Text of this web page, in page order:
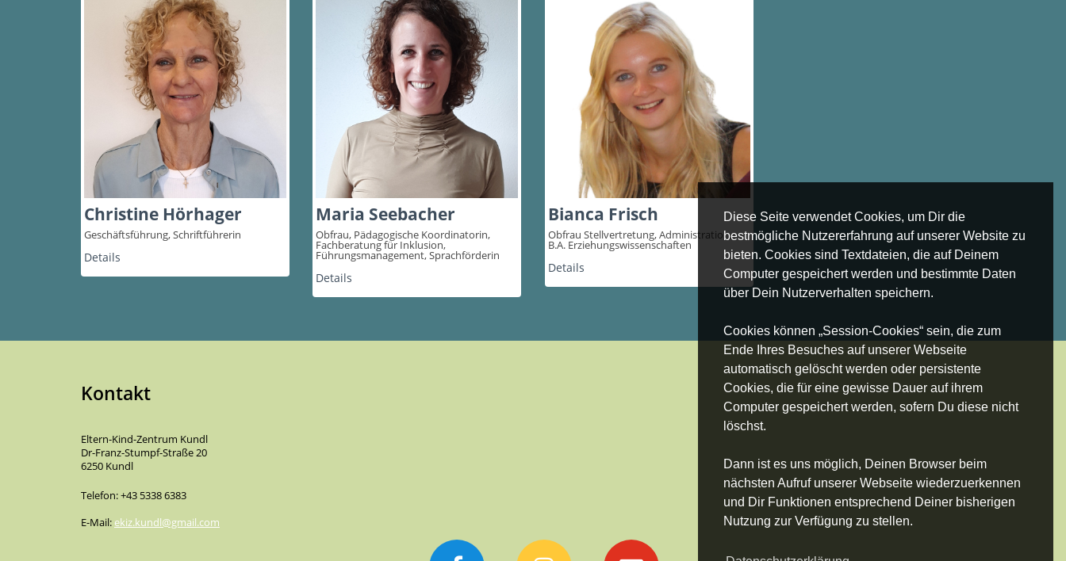
Diese Seite verwendet Cookies, um Dir die
bestmögliche Nutzererfahrung auf unserer Website zu
bieten. Cookies sind Textdateien, die auf Deinem
Computer gespeichert werden und bestimmte Daten
über Dein Nutzerverhalten speichern.
Cookies können „Session-Cookies“ sein, die zum
Ende Ihres Besuches auf unserer Webseite
automatisch gelöscht werden oder persistente
Cookies, die für eine gewisse Dauer auf ihrem
Computer gespeichert werden, sofern Du diese nicht
löschst.
Dann ist es uns möglich, Deinen Browser beim
nächsten Aufruf unserer Webseite wiederzuerkennen
und Dir Funktionen entsprechend Deiner bisherigen
Nutzung zur Verfügung zu stellen.
Christine Hörhager
Geschäftsführung, Schriftführerin
Details
Maria Seebacher
Obfrau, Pädagogische Koordinatorin,
Fachberatung für Inklusion,
Führungsmanagement, Sprachförderin
Details
Bianca Frisch
Obfrau Stellvertretung, Administration,
B.A. Erziehungswissenschaften
Details
Kontakt
Eltern-Kind-Zentrum Kundl
Dr-Franz-Stumpf-Straße 20
6250 Kundl
Telefon: +43 5338 6383
E-Mail: ekiz.kundl@gmail.com